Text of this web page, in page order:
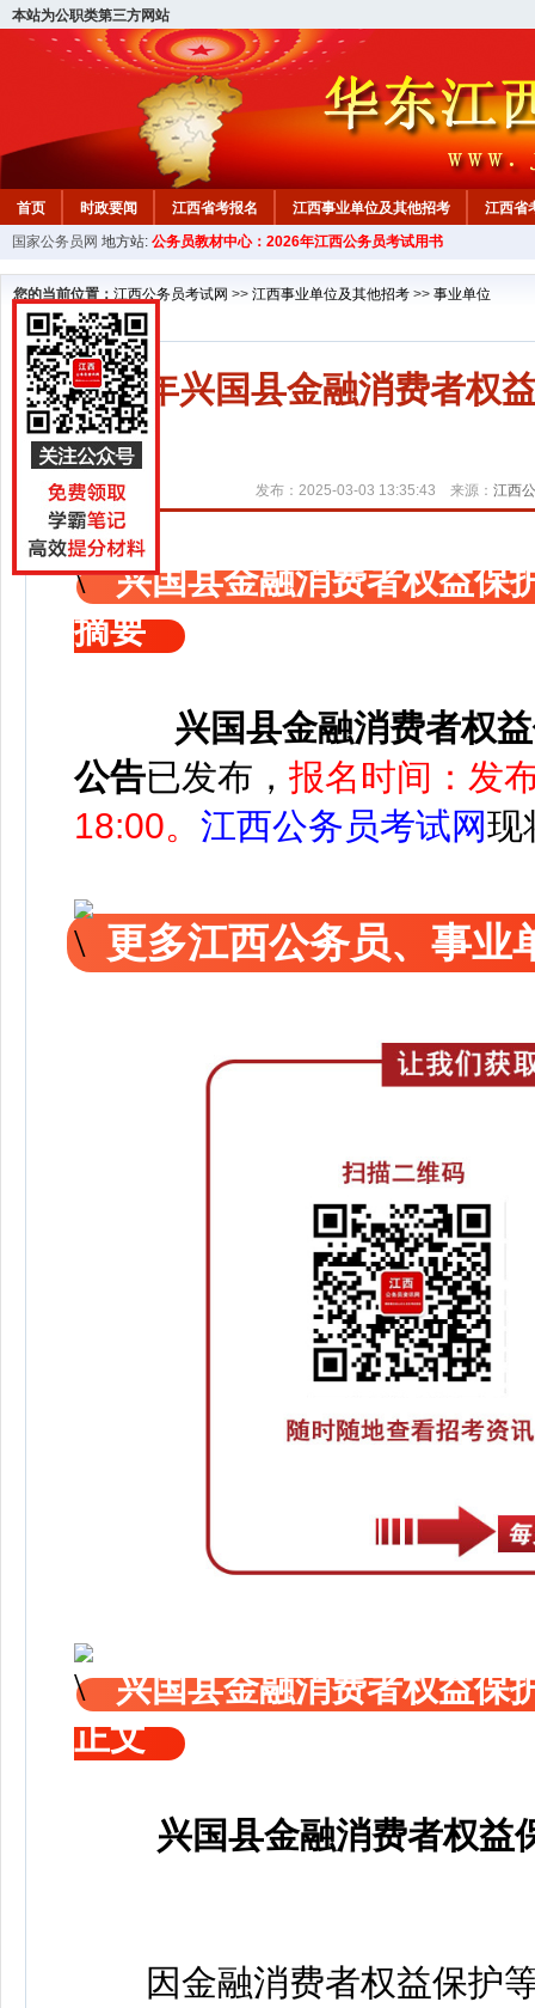
本站为公职类第三方网站
首页 时政要闻 江西省考报名 江西事业单位及其他招考 江西省
教材中心
国家公务员网 地方站: 公务员教材中心：2026年江西公务员考试用书
您的当前位置： 江西公务员考试网 >> 江西事业单位及其他招考 >> 事业单位
2025年兴国县金融消费者权
发布：2025-03-03 13:35:43 来源： 江西
兴国县金融消费者权益保
摘要
兴国县金融消费者权
公告已发布， 报名时间：发
18:00。 江西公务员考试网现
更多江西公务员、事业
兴国县金融消费者权益保
正文
兴国县金融消费者权益
因金融消费者权益保护等